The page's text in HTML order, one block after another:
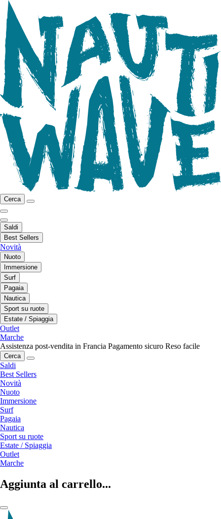
Cerca
Saldi
Best Sellers
Novità
Nuoto
Immersione
Surf
Pagaia
Nautica
Sport su ruote
Estate / Spiaggia
Outlet
Marche
Assistenza post-vendita in Francia Pagamento sicuro Reso facile
Cerca
Saldi
Best Sellers
Novità
Nuoto
Immersione
Surf
Pagaia
Nautica
Sport su ruote
Estate / Spiaggia
Outlet
Marche
Aggiunta al carrello...